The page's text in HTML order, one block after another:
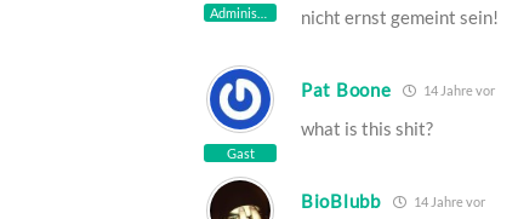
nicht ernst gemeint sein!
Gast
Pat Boone 14 Jahre vor
what is this shit?
BioBlubb 14 Jahre vor